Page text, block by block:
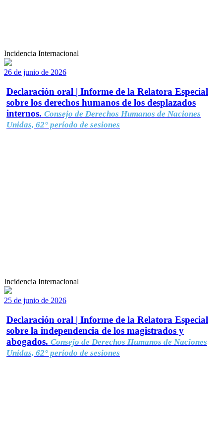
Incidencia Internacional
26 de junio de 2026
Declaración oral | Informe de la Relatora Especial
sobre los derechos humanos de los desplazados
internos. Consejo de Derechos Humanos de Naciones
Unidas, 62° período de sesiones
Incidencia Internacional
25 de junio de 2026
Declaración oral | Informe de la Relatora Especial
sobre la independencia de los magistrados y
abogados. Consejo de Derechos Humanos de Naciones
Unidas, 62° período de sesiones